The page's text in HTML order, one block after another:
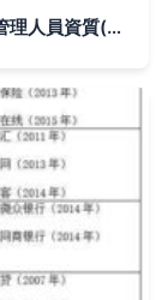
藥品零售企業(yè)經(jīng)營與質(zhì)量管理人員資質(zhì)要求 2023執(zhí)業(yè)藥師法規(guī)重要知識點(diǎn)